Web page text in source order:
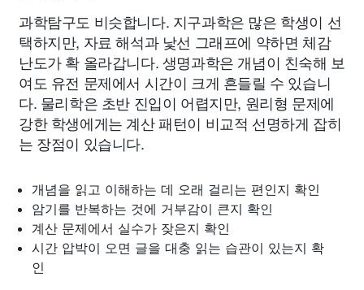
과학탐구도 비슷합니다. 지구과학은 많은 학생이 선
택하지만, 자료 해석과 낯선 그래프에 약하면 체감
난도가 확 올라갑니다. 생명과학은 개념이 친숙해 보
여도 유전 문제에서 시간이 크게 흔들릴 수 있습니
다. 물리학은 초반 진입이 어렵지만, 원리형 문제에
강한 학생에게는 계산 패턴이 비교적 선명하게 잡히
는 장점이 있습니다.
개념을 읽고 이해하는 데 오래 걸리는 편인지 확인
암기를 반복하는 것에 거부감이 큰지 확인
계산 문제에서 실수가 잦은지 확인
시간 압박이 오면 글을 대충 읽는 습관이 있는지 확
인